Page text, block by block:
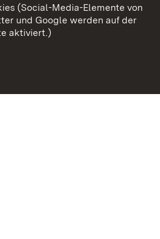
Cookies
(Social-Media-Elemente von
und Google werden auf der
aktiviert.)